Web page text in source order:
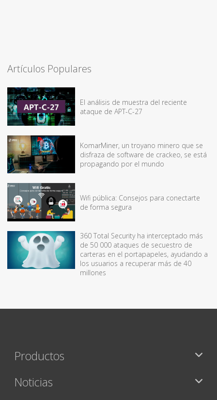
Artículos Populares
El análisis de muestra del reciente
ataque de APT-C-27
KomarMiner, un troyano minero que se
disfraza de software de crackeo, se está
propagando por el mundo
Wifi pública: Consejos para conectarte
de forma segura
360 Total Security ha interceptado más
de 50 000 ataques de secuestro de
carteras en el portapapeles, ayudando a
los usuarios a recuperar más de 40
millones
Productos
Noticias